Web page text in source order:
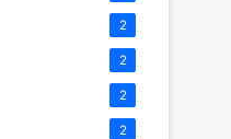
2
2
2
2